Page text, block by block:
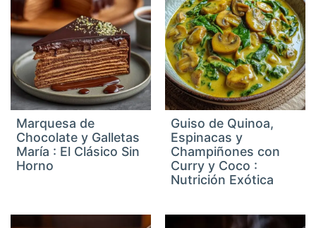
Marquesa de
Chocolate y Galletas
María : El Clásico Sin
Horno
Guiso de Quinoa,
Espinacas y
Champiñones con
Curry y Coco :
Nutrición Exótica